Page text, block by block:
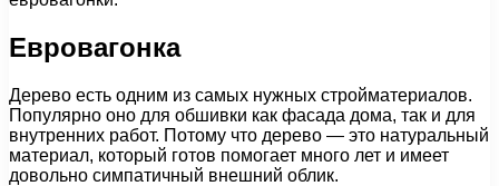
Евровагонка
Дерево есть одним из самых нужных стройматериалов.
Популярно оно для обшивки как фасада дома, так и для
внутренних работ. Потому что дерево — это натуральный
материал, который готов помогает много лет и имеет
довольно симпатичный внешний облик.